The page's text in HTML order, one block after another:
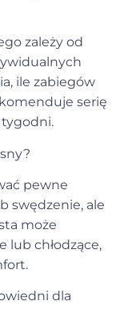
zależy od
ile zabiegów
serię
pewne
swędzenie, ale
może
lub chłodzące,
dla